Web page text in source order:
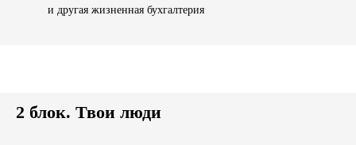
и другая жизненная бухгалтерия
2 блок. Твои люди